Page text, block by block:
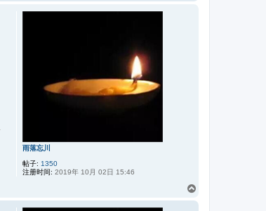
雨落忘川
帖子: 1350
注册时间: 2019年 10月 02日 15:46